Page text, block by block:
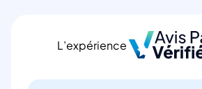
L’expérience